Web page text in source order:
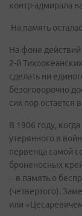
контр-адмирала
На память
На фоне
2-й
сделать ни
безоговорочно
сих пор остается
В 1906 году,
утерянного в
первенца самой
броненосных
– в память о
(четвертого).
или